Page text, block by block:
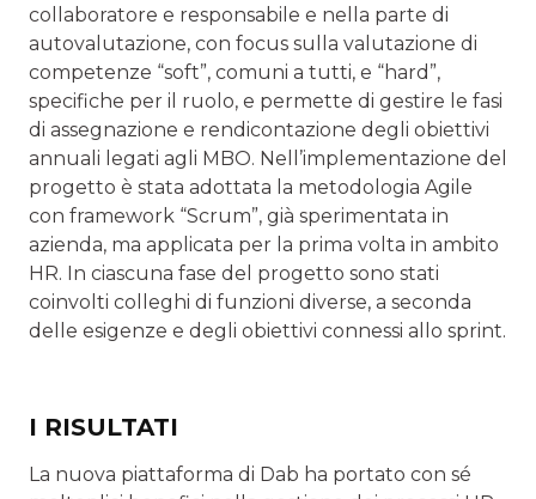
collaboratore e responsabile e nella parte di
autovalutazione, con focus sulla valutazione di
competenze “soft”, comuni a tutti, e “hard”,
specifiche per il ruolo, e permette di gestire le fasi
di assegnazione e rendicontazione degli obiettivi
annuali legati agli MBO. Nell’implementazione del
progetto è stata adottata la me­todologia Agile
con framework “Scrum”, già sperimentata in
azienda, ma applicata per la prima volta in ambito
HR. In ciascuna fase del progetto sono stati
coinvolti colleghi di funzioni diverse, a seconda
delle esigenze e degli obiettivi connessi allo sprint.
I RISULTATI
La nuova piattaforma di Dab ha portato con sé